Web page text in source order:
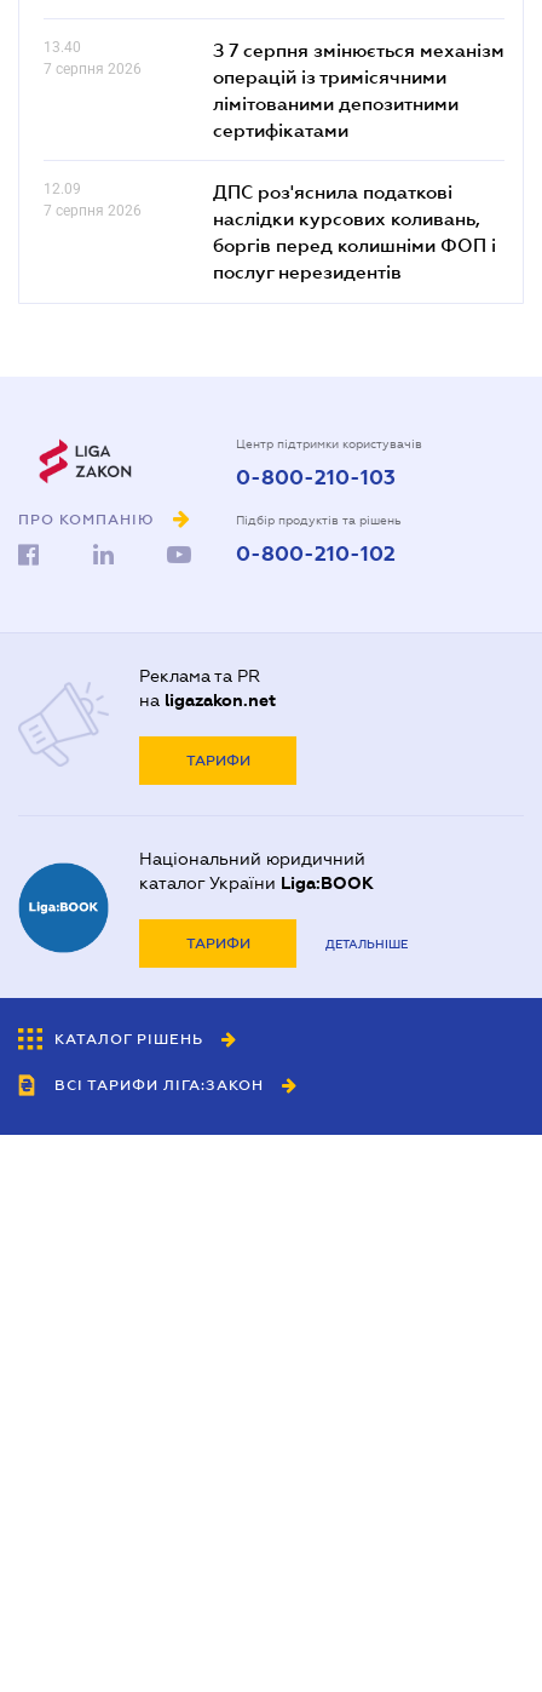
13.40
7 серпня 2026
З 7 серпня змінюється механізм
операцій із тримісячними
лімітованими депозитними
сертифікатами
12.09
7 серпня 2026
ДПС роз'яснила податкові
наслідки курсових коливань,
боргів перед колишніми ФОП і
послуг нерезидентів
ПРО КОМПАНІЮ
Центр підтримки користувачів
0-800-210-103
Підбір продуктів та рішень
0-800-210-102
Реклама та PR
на ligazakon.net
ТАРИФИ
Національний юридичний
каталог України Liga:BOOK
ТАРИФИ ДЕТАЛЬНІШЕ
КАТАЛОГ РІШЕНЬ
ВСІ ТАРИФИ ЛІГА:ЗАКОН